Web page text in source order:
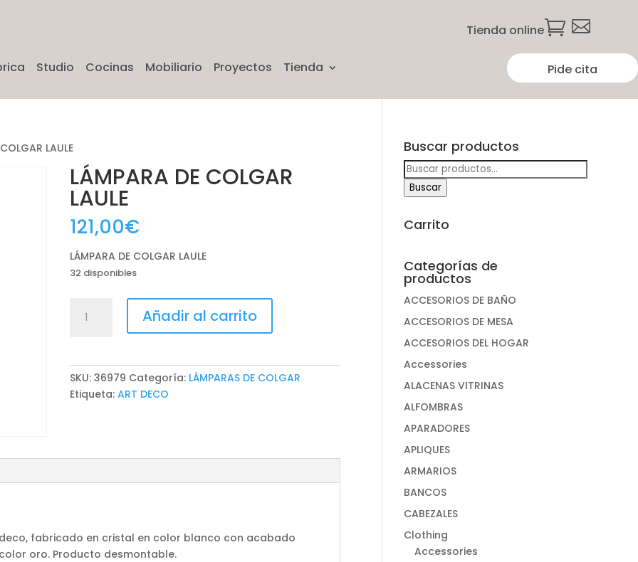
Tienda online 
Studio Cocinas Mobiliario Proyectos Tienda Pide cita
LAULE
LÁMPARA DE COLGAR
LAULE
121,00€
LÁMPARA DE COLGAR LAULE
32 disponibles
cantidad
Añadir al carrito
SKU:36979 Categoría: LÁMPARAS DE COLGAR
Etiqueta:ART DECO
fabricado en cristal en color blanco con acabado
oro. Producto desmontable.
Buscar productos
Buscar
por:
Buscar
Carrito
Categorías de
productos
ACCESORIOS DE BAÑO
ACCESORIOS DE MESA
ACCESORIOS DEL HOGAR
Accessories
ALACENAS VITRINAS
ALFOMBRAS
APARADORES
APLIQUES
ARMARIOS
BANCOS
CABEZALES
Clothing
Accessories